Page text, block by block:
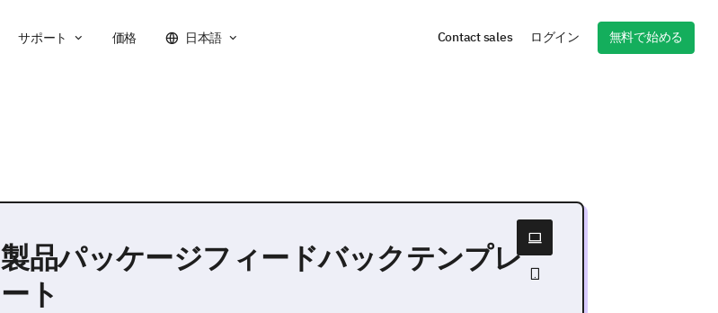
サポート 価格 日本語 Contact sales ログイン 無料で始める
製品パッケージフィードバックテンプレ
ート